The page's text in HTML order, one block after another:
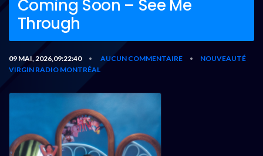
Coming Soon – See Me
Through
09 MAI, 2026,09:22:40 • AUCUN COMMENTAIRE •
NOUVEAUTÉ
VIRGIN RADIO MONTRÉAL